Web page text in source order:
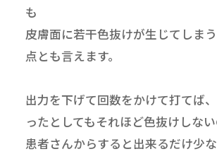
も
皮膚面に若干色抜けが生じてしま
点とも言えます。
出力を下げて回数をかけて打てば
ったとしてもそれほど色抜けしない
患者さんからすると出来るだけ少